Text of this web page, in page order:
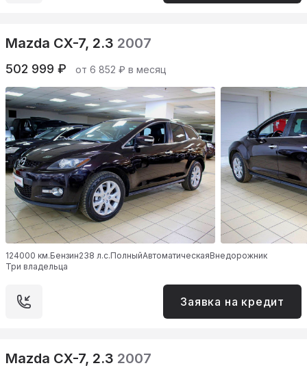
Mazda CX-7, 2.3 2007
502 999 ₽ от 6 852 ₽ в месяц
124000 км.Бензин238 л.с.ПолныйАвтоматическаяВнедорожник
Три владельца
Заявка на кредит
Mazda CX-7, 2.3 2007